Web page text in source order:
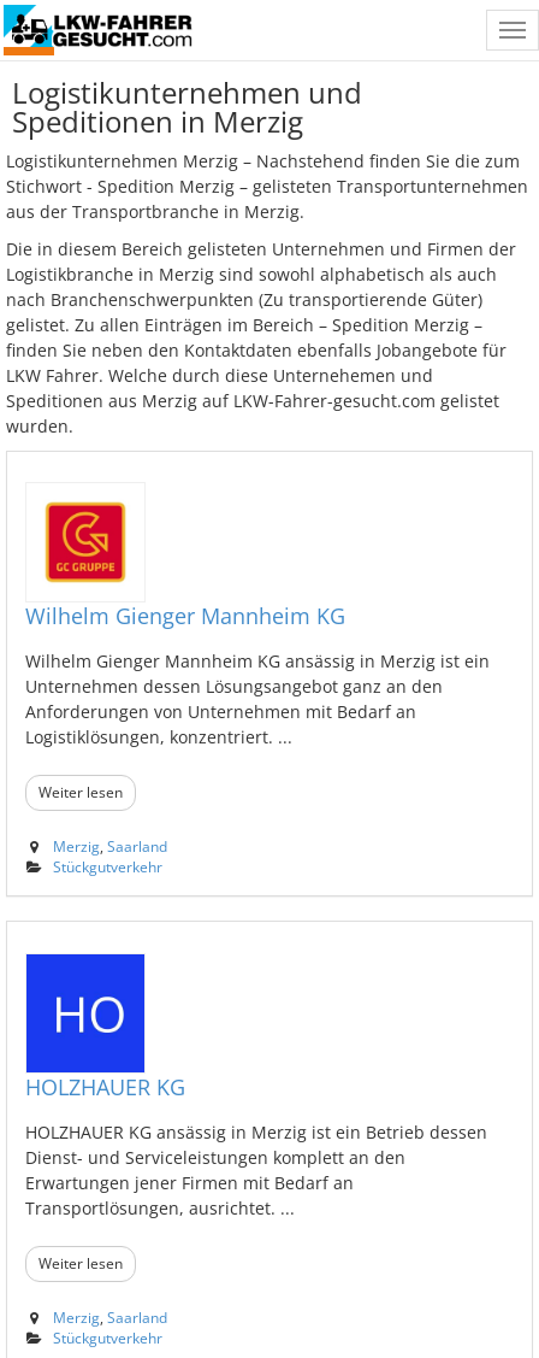
Logistikunternehmen und
Speditionen in Merzig
Logistikunternehmen Merzig – Nachstehend finden Sie die zum
Stichwort - Spedition Merzig – gelisteten Transportunternehmen
aus der Transportbranche in Merzig.
Die in diesem Bereich gelisteten Unternehmen und Firmen der
Logistikbranche in Merzig sind sowohl alphabetisch als auch
nach Branchenschwerpunkten (Zu transportierende Güter)
gelistet. Zu allen Einträgen im Bereich – Spedition Merzig –
finden Sie neben den Kontaktdaten ebenfalls Jobangebote für
LKW Fahrer. Welche durch diese Unternehemen und
Speditionen aus Merzig auf LKW-Fahrer-gesucht.com gelistet
wurden.
Wilhelm Gienger Mannheim KG
Wilhelm Gienger Mannheim KG ansässig in Merzig ist ein
Unternehmen dessen Lösungsangebot ganz an den
Anforderungen von Unternehmen mit Bedarf an
Logistiklösungen, konzentriert. ...
Weiter lesen
Merzig, Saarland
Stückgutverkehr
HOLZHAUER KG
HOLZHAUER KG ansässig in Merzig ist ein Betrieb dessen
Dienst- und Serviceleistungen komplett an den
Erwartungen jener Firmen mit Bedarf an
Transportlösungen, ausrichtet. ...
Weiter lesen
Merzig Saarland
Stückgutverkehr